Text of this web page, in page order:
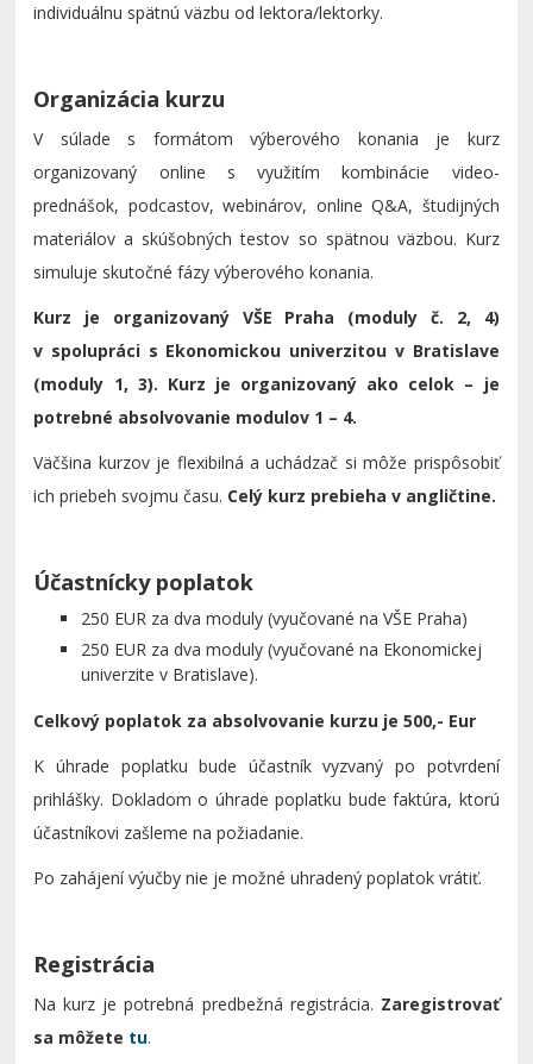
individuálnu spätnú väzbu od lektora/lektorky.
Organizácia kurzu
V súlade s formátom výberového konania je kurz
organizovaný online s využitím kombinácie video-
prednášok, podcastov, webinárov, online Q&A, študijných
materiálov a skúšobných testov so spätnou väzbou. Kurz
simuluje skutočné fázy výberového konania.
Kurz je organizovaný VŠE Praha (moduly č. 2, 4)
v spolupráci s Ekonomickou univerzitou v Bratislave
(moduly 1, 3). Kurz je organizovaný ako celok – je
potrebné absolvovanie modulov 1 – 4.
Väčšina kurzov je flexibilná a uchádzač si môže prispôsobiť
ich priebeh svojmu času. Celý kurz prebieha v angličtine.
Účastnícky poplatok
250 EUR za dva moduly (vyučované na VŠE Praha)
250 EUR za dva moduly (vyučované na Ekonomickej
univerzite v Bratislave).
Celkový poplatok za absolvovanie kurzu je 500,- Eur
K úhrade poplatku bude účastník vyzvaný po potvrdení
prihlášky. Dokladom o úhrade poplatku bude faktúra, ktorú
účastníkovi zašleme na požiadanie.
Po zahájení výučby nie je možné uhradený poplatok vrátiť.
Registrácia
Na kurz je potrebná predbežná registrácia. Zaregistrovať
sa môžete tu.